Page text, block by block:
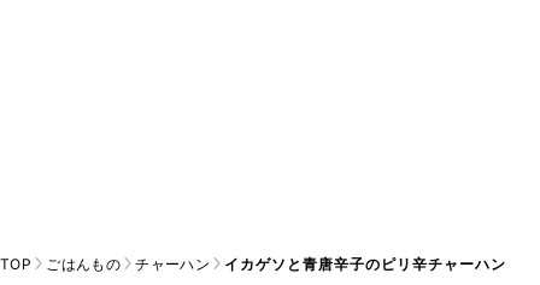
TOP ごはんもの チャーハン イカゲソと青唐辛子のピリ辛チャーハン